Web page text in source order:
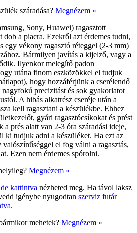
száradása? Megnézem »
Sony, Huawei) ragasztott
a piacra. Ezekről azt érdemes tudni,
egy vékony ragasztó réteggel (2-3 mm)
Bármilyen javítás a kijelző, vagy a
Ilyenkor melegítő padon
utána finom eszközökkel el tudjuk
hogy hozzáférjünk a cserélendő
nagyfokú precizitást és sok gyakorlatot
A hibás alkatrész cseréje után a
kell ragasztani a készülékbe. Ehhez
gyári ragasztócsíkokat és prést
a prés alatt van 2-3 óra száradási ideje,
ki tudjuk adni a készüléket. Ha ezt az
el fog válni a ragasztás,
Ezen nem érdemes spórolni.
Megnézem »
kattintva nézheted meg. Ha távol laksz
igénybe nyugodtan szerviz futár
.
mehetek? Megnézem »